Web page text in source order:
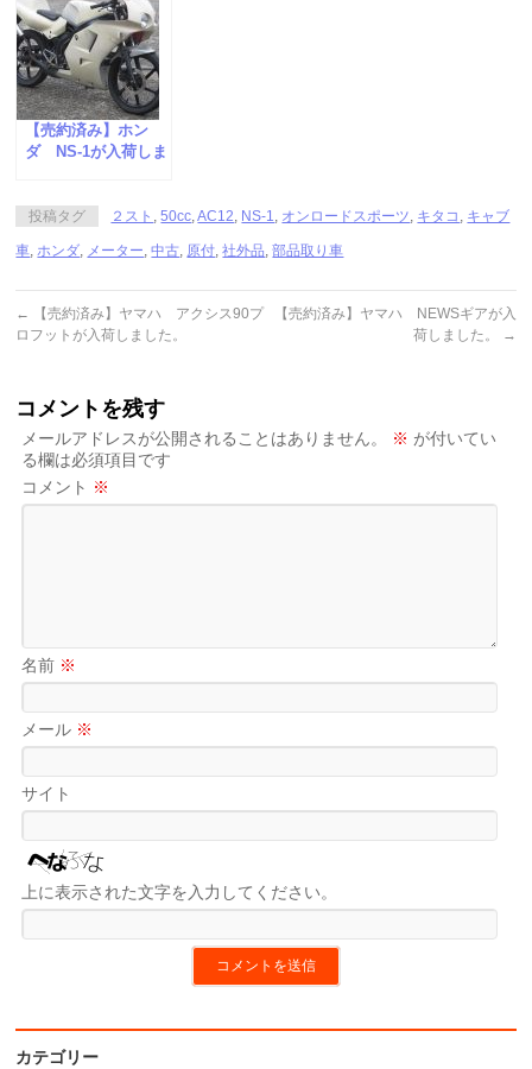
【売約済み】ホン
ダ NS-1が入荷しま
投稿タグ ２スト ,50cc,AC12, NS-1, オンロードスポーツ, キタコ , キャブ
車,ホンダ, メーター,中古, 原付,社外品,部品取り車
←
【売約済み】ヤマハ アクシス90プ
ロフットが入荷しました。
【売約済み】ヤマハ NEWSギアが入
荷しました。
→
コメントを残す
メールアドレスが公開されることはありません。 ※ が付いてい
る欄は必須項目です
コメント ※
名前 ※
メール ※
サイト
上に表示された文字を入力してください。
カテゴリー